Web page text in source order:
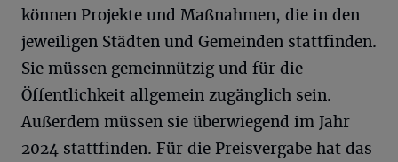
können Projekte und Maßnahmen, die in den
jeweiligen Städten und Gemeinden stattfinden.
Sie müssen gemeinnützig und für die
Öffentlichkeit allgemein zugänglich sein.
Außerdem müssen sie überwiegend im Jahr
2024 stattfinden. Für die Preisvergabe hat das